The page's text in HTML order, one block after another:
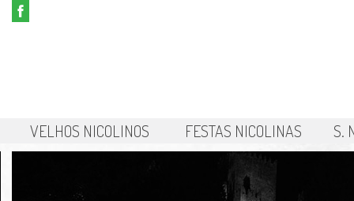
VELHOS NICOLINOS FESTAS NICOLINAS S.